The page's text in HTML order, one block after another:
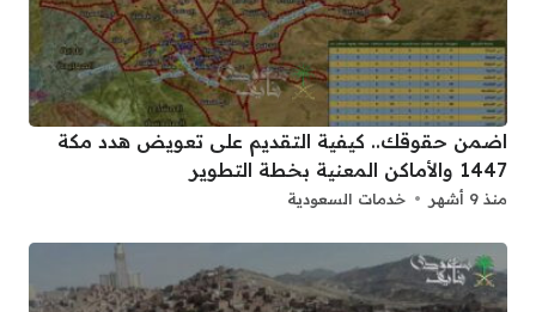
اضمن حقوقك.. كيفية التقديم على تعويض هدد مكة
1447 والأماكن المعنية بخطة التطوير
منذ 9 أشهر خدمات السعودية